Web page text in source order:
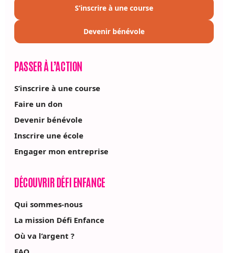
S’inscrire à une course
Devenir bénévole
PASSER À L’ACTION
S’inscrire à une course
Faire un don
Devenir bénévole
Inscrire une école
Engager mon entreprise
DÉCOUVRIR DÉFI ENFANCE
Qui sommes-nous
La mission Défi Enfance
Où va l’argent ?